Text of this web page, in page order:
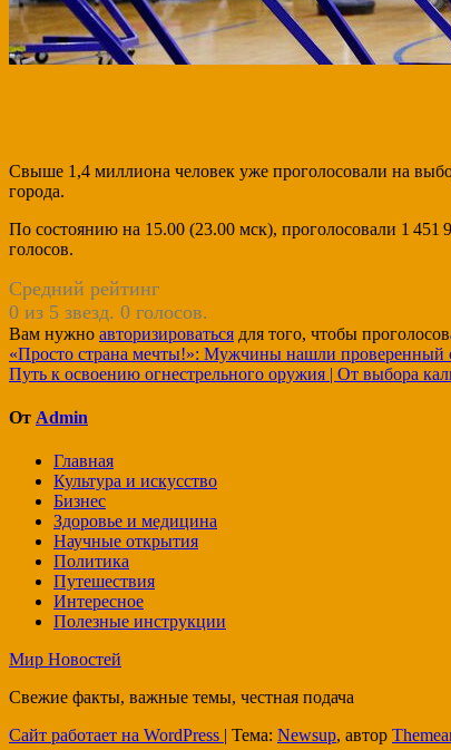
Свыше 1,4 миллиона человек уже проголосовали на
города.
По состоянию на 15.00 (23.00 мск), проголосовали 1
голосов.
Средний рейтинг
0 из 5 звезд. 0 голосов.
Вам нужно авторизироваться для того, чтобы
Навигация
по
записям
«Просто страна мечты!»: Мужчины нашли проверенный
Путь к освоению огнестрельного оружия | От выбора
От Admin
Главная
Культура и искусство
Бизнес
Здоровье и медицина
Научные открытия
Политика
Путешествия
Интересное
Полезные инструкции
Мир Новостей
Свежие факты, важные темы, честная подача
Сайт работает на WordPress | Тема: Newsup, автор